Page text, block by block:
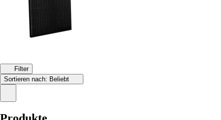
Filter
Sortieren nach: Beliebt